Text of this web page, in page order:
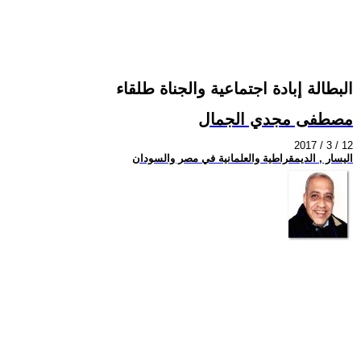
البطالة إبادة اجتماعية والجناة طلقاء
مصطفى مجدي الجمال
2017 / 3 / 12
اليسار , الديمقراطية والعلمانية في مصر والسودان